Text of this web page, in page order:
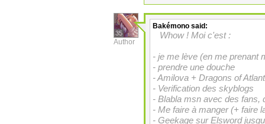
35
Author
Bakémono said:
Whow ! Moi c'est :
- je me lève (en me prenant
- prendre une douche
- Amilova + Dragons of
- Verification des skyblogs
- Blabla msn avec des fans,
- Me faire à manger (+ faire
- Geekage sur Elsword